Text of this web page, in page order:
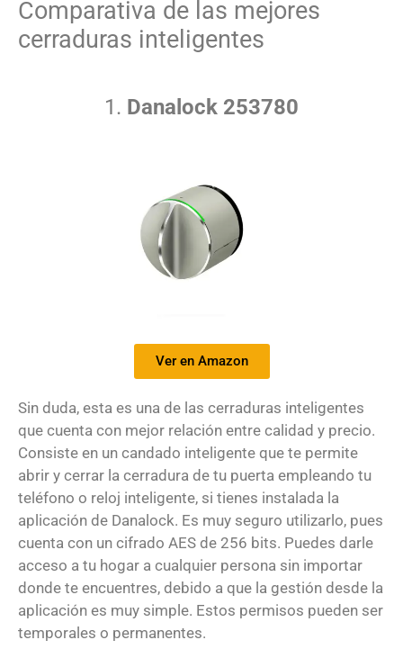
Comparativa de las mejores
cerraduras inteligentes
1. Danalock 253780
Ver en Amazon
Sin duda, esta es una de las cerraduras inteligentes
que cuenta con mejor relación entre calidad y precio.
Consiste en un candado inteligente que te permite
abrir y cerrar la cerradura de tu puerta empleando tu
teléfono o reloj inteligente, si tienes instalada la
aplicación de Danalock. Es muy seguro utilizarlo, pues
cuenta con un cifrado AES de 256 bits. Puedes darle
acceso a tu hogar a cualquier persona sin importar
donde te encuentres, debido a que la gestión desde la
aplicación es muy simple. Estos permisos pueden ser
temporales o permanentes.